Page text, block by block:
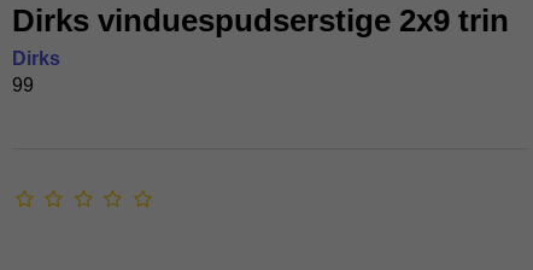
Dirks vinduespudserstige 2x9 trin
Dirks
99